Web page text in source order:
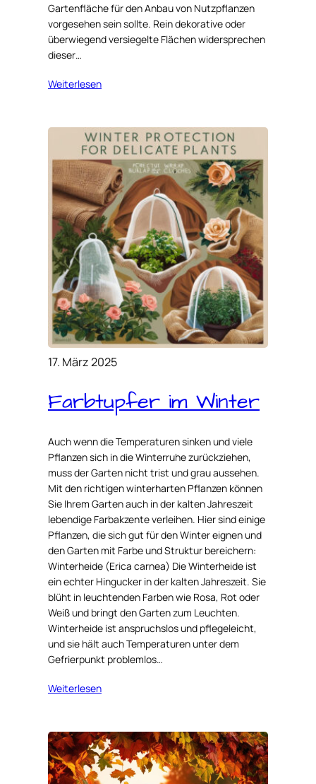
Gartenfläche für den Anbau von Nutzpflanzen
vorgesehen sein sollte. Rein dekorative oder
überwiegend versiegelte Flächen widersprechen
dieser…
Weiterlesen
17. März 2025
Farbtupfer im Winter
Auch wenn die Temperaturen sinken und viele
Pflanzen sich in die Winterruhe zurückziehen,
muss der Garten nicht trist und grau aussehen.
Mit den richtigen winterharten Pflanzen können
Sie Ihrem Garten auch in der kalten Jahreszeit
lebendige Farbakzente verleihen. Hier sind einige
Pflanzen, die sich gut für den Winter eignen und
den Garten mit Farbe und Struktur bereichern:
Winterheide (Erica carnea) Die Winterheide ist
ein echter Hingucker in der kalten Jahreszeit. Sie
blüht in leuchtenden Farben wie Rosa, Rot oder
Weiß und bringt den Garten zum Leuchten.
Winterheide ist anspruchslos und pflegeleicht,
und sie hält auch Temperaturen unter dem
Gefrierpunkt problemlos…
Weiterlesen